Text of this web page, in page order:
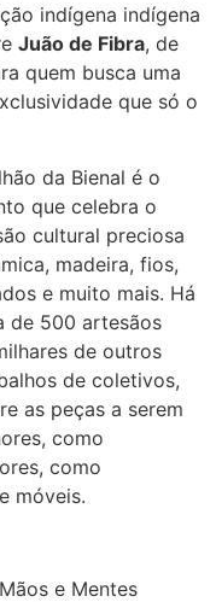
indígena indígena
Juão de Fibra, de
quem busca uma
que só o
da Bienal é o
que celebra o
cultural preciosa
madeira, fios,
e muito mais. Há
de 500 artesãos
de outros
de coletivos,
as peças a serem
como
como
móveis.
e Mentes